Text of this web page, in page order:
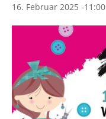
16. Februar 2025 -11:00